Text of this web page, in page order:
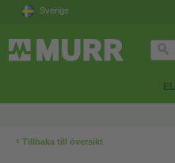
Sverige
‹ Tillbaka till översikt